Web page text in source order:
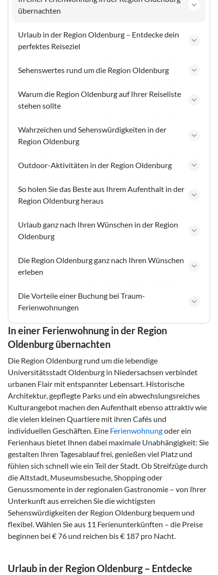
übernachten
Urlaub in der Region Oldenburg – Entdecke dein
perfektes Reiseziel
Sehenswertes rund um die Region Oldenburg
Warum die Region Oldenburg auf Ihrer Reiseliste
stehen sollte
Wahrzeichen und Sehenswürdigkeiten in der
Region Oldenburg
Outdoor-Aktivitäten in der Region Oldenburg
So holen Sie das Beste aus Ihrem Aufenthalt in der
Region Oldenburg heraus
Urlaub ganz nach Ihren Wünschen in der Region
Oldenburg
Die Region Oldenburg ganz nach Ihren Wünschen
erleben
Die Vorteile einer Buchung bei Traum-
Ferienwohnungen
In einer Ferienwohnung in der Region
Oldenburg übernachten
Die Region Oldenburg rund um die lebendige
Universitätsstadt Oldenburg in Niedersachsen verbindet
urbanen Flair mit entspannter Lebensart. Historische
Architektur, gepflegte Parks und ein abwechslungsreiches
Kulturangebot machen den Aufenthalt ebenso attraktiv wie
die vielen kleinen Quartiere mit ihren Cafés und
individuellen Geschäften. Eine Ferienwohnungoder ein
Ferienhaus bietet Ihnen dabei maximale Unabhängigkeit: Sie
gestalten Ihren Tagesablauf frei, genießen viel Platz und
fühlen sich schnell wie ein Teil der Stadt. Ob Streifzüge durch
die Altstadt, Museumsbesuche, Shopping oder
Genussmomente in der regionalen Gastronomie – von Ihrer
Unterkunft aus erreichen Sie die wichtigsten
Sehenswürdigkeiten der Region Oldenburg bequem und
flexibel. Wählen Sie aus 11 Ferienunterkünften – die Preise
beginnen bei € 76 und reichen bis € 187 pro Nacht.
Urlaub in der Region Oldenburg – Entdecke